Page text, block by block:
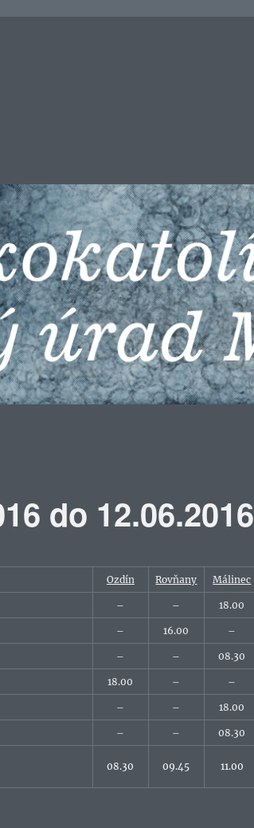
do 12.06.2016
Ozdín Rovňany Málinec
– – 18.00
– 16.00 –
– – 08.30
18.00 – –
– – 18.00
– – 08.30
08.30 09.45 11.00